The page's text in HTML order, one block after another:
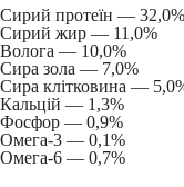
Сирий протеїн — 32,0%
Сирий жир — 11,0%
Волога — 10,0%
Сира зола — 7,0%
Сира клітковина —
Кальцій — 1,3%
Фосфор — 0,9%
Омега-3 — 0,1%
Омега-6 — 0,7%